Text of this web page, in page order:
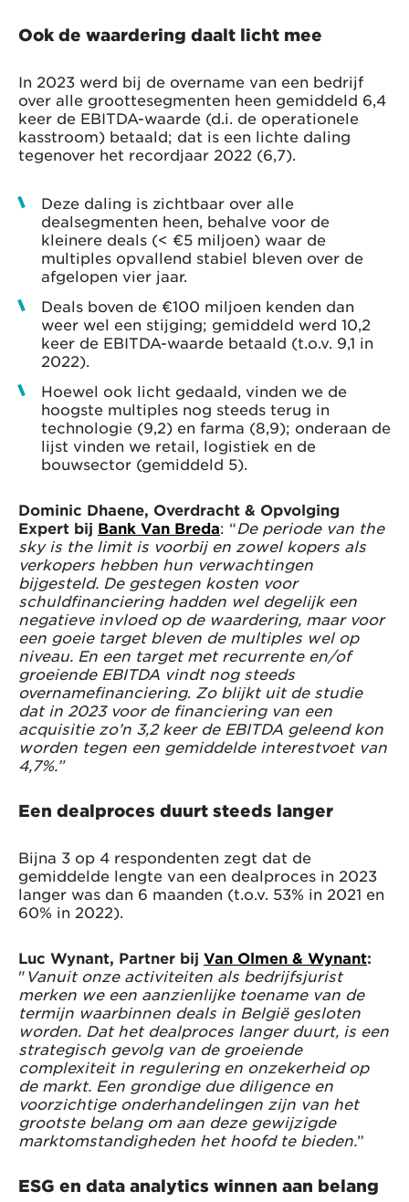
Ook de waardering daalt licht mee
In 2023 werd bij de overname van een bedrijf
over alle groottesegmenten heen gemiddeld 6,4
keer de EBITDA-waarde (d.i. de operationele
kasstroom) betaald; dat is een lichte daling
tegenover het recordjaar 2022 (6,7).
Deze daling is zichtbaar over alle
dealsegmenten heen, behalve voor de
kleinere deals (< €5 miljoen) waar de
multiples opvallend stabiel bleven over de
afgelopen vier jaar.
Deals boven de €100 miljoen kenden dan
weer wel een stijging; gemiddeld werd 10,2
keer de EBITDA-waarde betaald (t.o.v. 9,1 in
2022).
Hoewel ook licht gedaald, vinden we de
hoogste multiples nog steeds terug in
technologie (9,2) en farma (8,9); onderaan de
lijst vinden we retail, logistiek en de
bouwsector (gemiddeld 5).
Dominic Dhaene, Overdracht & Opvolging
Expert bij Bank Van Breda: “De periode van the
sky is the limit is voorbij en zowel kopers als
verkopers hebben hun verwachtingen
bijgesteld. De gestegen kosten voor
schuldfinanciering hadden wel degelijk een
negatieve invloed op de waardering, maar voor
een goeie target bleven de multiples wel op
niveau. En een target met recurrente en/of
groeiende EBITDA vindt nog steeds
overnamefinanciering. Zo blijkt uit de studie
dat in 2023 voor de financiering van een
acquisitie zo’n 3,2 keer de EBITDA geleend kon
worden tegen een gemiddelde interestvoet van
4,7%.”
Een dealproces duurt steeds langer
Bijna 3 op 4 respondenten zegt dat de
gemiddelde lengte van een dealproces in 2023
langer was dan 6 maanden (t.o.v. 53% in 2021 en
60% in 2022).
Luc Wynant, Partner bij Van Olmen & Wynant:
" Vanuit onze activiteiten als bedrijfsjurist
merken we een aanzienlijke toename van de
termijn waarbinnen deals in België gesloten
worden. Dat het dealproces langer duurt, is een
strategisch gevolg van de groeiende
complexiteit in regulering en onzekerheid op
de markt. Een grondige due diligence en
voorzichtige onderhandelingen zijn van het
grootste belang om aan deze gewijzigde
marktomstandigheden het hoofd te bieden.”
ESG en data analytics winnen aan belang